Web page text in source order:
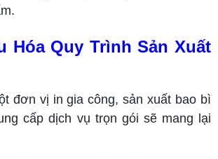
Hóa Quy Trình Sản Xuất
đơn vị in gia công, sản xuất bao bì
cấp dịch vụ trọn gói sẽ mang lại